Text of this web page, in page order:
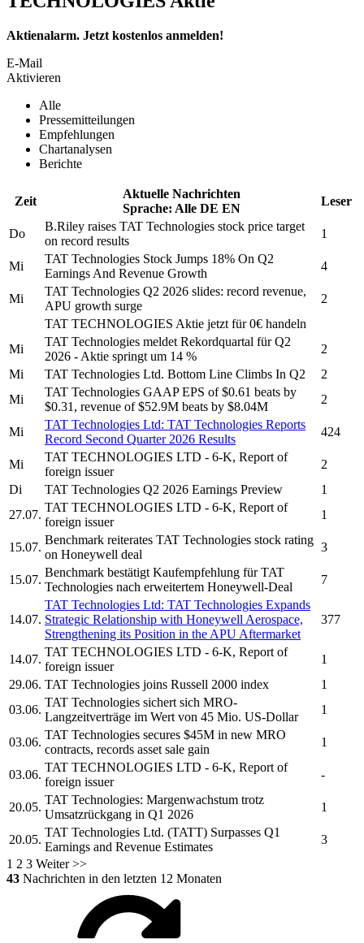
Aktienalarm. Jetzt kostenlos anmelden!
E-Mail
Aktivieren
Alle
Pressemitteilungen
Empfehlungen
Chartanalysen
Berichte
Zeit
Aktuelle Nachrichten
Sprache: Alle DE EN
Leser
Do
B.Riley raises TAT Technologies stock price target
on record results
1
Mi
TAT Technologies Stock Jumps 18% On Q2
Earnings And Revenue Growth
4
Mi
TAT Technologies Q2 2026 slides: record revenue,
APU growth surge
2
TAT TECHNOLOGIES Aktie jetzt für 0€ handeln
Mi
TAT Technologies meldet Rekordquartal für Q2
2026 - Aktie springt um 14 %
2
Mi
TAT Technologies Ltd. Bottom Line Climbs In Q2
2
Mi
TAT Technologies GAAP EPS of $0.61 beats by
$0.31, revenue of $52.9M beats by $8.04M
2
Mi
TAT Technologies Ltd: TAT Technologies Reports
Record Second Quarter 2026 Results
424
Mi
TAT TECHNOLOGIES LTD - 6-K, Report of
foreign issuer
2
Di
TAT Technologies Q2 2026 Earnings Preview
1
27.07.
TAT TECHNOLOGIES LTD - 6-K, Report of
foreign issuer
1
15.07.
Benchmark reiterates TAT Technologies stock rating
on Honeywell deal
3
15.07.
Benchmark bestätigt Kaufempfehlung fürTAT
Technologies nach erweitertem Honeywell-Deal
7
14.07.
TAT Technologies Ltd: TAT Technologies Expands
Strategic Relationship with Honeywell Aerospace,
Strengthening its Position in the APU Aftermarket
377
14.07.
TAT TECHNOLOGIES LTD - 6-K, Report of
foreign issuer
1
29.06. TAT Technologies joins Russell 2000 index
1
03.06.
TAT Technologies sichert sich MRO-
Langzeitverträge im Wert von 45 Mio. US-Dollar
1
03.06.
TAT Technologies secures $45M in new MRO
contracts, records asset sale gain
1
03.06.
TAT TECHNOLOGIES LTD - 6-K, Report of
foreign issuer
-
20.05.
TAT Technologies: Margenwachstum trotz
Umsatzrückgang in Q1 2026
1
20.05.
TAT Technologies Ltd. (TATT) Surpasses Q1
Earnings and Revenue Estimates
3
1 2 3 Weiter >>
43 Nachrichten in den letzten 12 Monaten